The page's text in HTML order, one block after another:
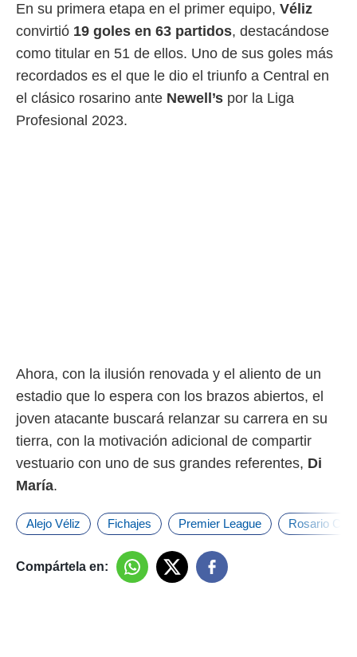
En su primera etapa en el primer equipo, Véliz
convirtió 19 goles en 63 partidos, destacándose
como titular en 51 de ellos. Uno de sus goles más
recordados es el que le dio el triunfo a Central en
el clásico rosarino ante Newell’s por la Liga
Profesional 2023.
Ahora, con la ilusión renovada y el aliento de un
estadio que lo espera con los brazos abiertos, el
joven atacante buscará relanzar su carrera en su
tierra, con la motivación adicional de compartir
vestuario con uno de sus grandes referentes, Di
María.
Alejo Véliz Fichajes Premier League Rosario
Compártela en: